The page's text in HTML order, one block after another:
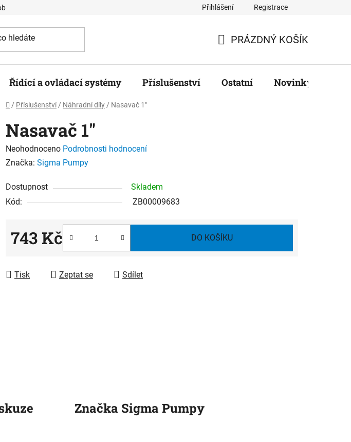
údajů Přihlášení Registrace
KOŠÍK
PRÁZDNÝ KOŠÍK
Řídící a ovládací systémy Příslušenství Ostatní Novinky
Domů
/ Příslušenství / Náhradní díly / Nasavač 1"
Nasavač 1"
Průměrné
hodnocení
je
0,0
hvězdiček.
Neohodnoceno Podrobnosti hodnocení
Značka: Sigma Pumpy
Dostupnost
Skladem
Kód:
ZB00009683
743 Kč DO KOŠÍKU
Tisk Zeptat se Sdílet
Značka Sigma Pumpy